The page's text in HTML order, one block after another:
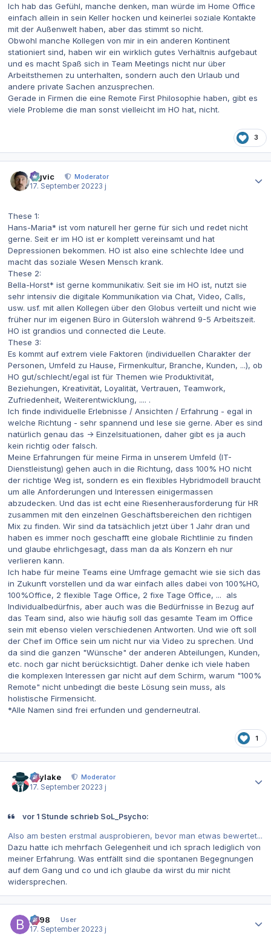
Ich hab das Gefühl, manche denken, man würde im Home Office
einfach allein in sein Keller hocken und keinerlei soziale Kontakte
mit der Außenwelt haben, aber das stimmt so nicht.
Obwohl manche Kollegen von mir in ein anderen Kontinent
stationiert sind, haben wir ein wirklich gutes Verhältnis aufgebaut
und es macht Spaß sich in Team Meetings nicht nur über
Arbeitsthemen zu unterhalten, sondern auch den Urlaub und
andere private Sachen anzusprechen.
Gerade in Firmen die eine Remote First Philosophie haben, gibt es
viele Probleme die man sonst vielleicht im HO hat, nicht.
3
bigvic
Moderator
17. September 20223 j
These 1:
Hans-Maria* ist vom naturell her gerne für sich und redet nicht
gerne. Seit er im HO ist er komplett vereinsamt und hat
Depressionen bekommen. HO ist also eine schlechte Idee und
macht das soziale Wesen Mensch krank.
These 2:
Bella-Horst* ist gerne kommunikativ. Seit sie im HO ist, nutzt sie
sehr intensiv die digitale Kommunikation via Chat, Video, Calls,
usw. usf. mit allen Kollegen über den Globus verteilt und nicht wie
früher nur im eigenen Büro in Gütersloh während 9-5 Arbeitszeit.
HO ist grandios und connected die Leute.
These 3:
Es kommt auf extrem viele Faktoren (individuellen Charakter der
Personen, Umfeld zu Hause, Firmenkultur, Branche, Kunden, ...), ob
HO gut/schlecht/egal ist für Themen wie Produktivität,
Beziehungen, Kreativität, Loyalität, Vertrauen, Teamwork,
Zufriedenheit, Weiterentwicklung, .... .
Ich finde individuelle Erlebnisse / Ansichten / Erfahrung - egal in
welche Richtung - sehr spannend und lese sie gerne. Aber es sind
natürlich genau das -> Einzelsituationen, daher gibt es ja auch
kein richtig oder falsch.
Meine Erfahrungen für meine Firma in unserem Umfeld (IT-
Dienstleistung) gehen auch in die Richtung, dass 100% HO nicht
der richtige Weg ist, sondern es ein flexibles Hybridmodell braucht
um alle Anforderungen und Interessen einigermassen
abzudecken. Und das ist echt eine Riesenherausforderung für HR
zusammen mit den einzelnen Geschäftsbereichen den richtigen
Mix zu finden. Wir sind da tatsächlich jetzt über 1 Jahr dran und
haben es immer noch geschafft eine globale Richtlinie zu finden
und glaube ehrlichgesagt, dass man da als Konzern eh nur
verlieren kann.
Ich habe für meine Teams eine Umfrage gemacht wie sie sich das
in Zukunft vorstellen und da war einfach alles dabei von 100%HO,
100%Office, 2 flexible Tage Office, 2 fixe Tage Office, ... als
Individualbedürfnis, aber auch was die Bedürfnisse in Bezug auf
das Team sind, also wie häufig soll das gesamte Team im Office
sein mit ebenso vielen verschiedenen Antworten. Und wie oft soll
der Chef im Office sein um nicht nur via Video zu sprechen. Und
da sind die ganzen "Wünsche" der anderen Abteilungen, Kunden,
etc. noch gar nicht berücksichtigt. Daher denke ich viele haben
die komplexen Interessen gar nicht auf dem Schirm, warum "100%
Remote" nicht unbedingt die beste Lösung sein muss, als
holistische Firmensicht.
*Alle Namen sind frei erfunden und genderneutral.
1
skylake
Moderator
17. September 20223 j
vor 1 Stunde schrieb SoL_Psycho:
Also am besten erstmal ausprobieren, bevor man etwas bewertet...
Dazu hatte ich mehrfach Gelegenheit und ich sprach lediglich von
meiner Erfahrung. Was entfällt sind die spontanen Begegnungen
auf dem Gang und co und ich glaube da wirst du mir nicht
widersprechen.
be98
User
17. September 20223 j